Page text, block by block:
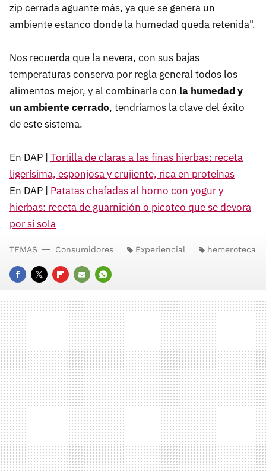
zip cerrada aguante más, ya que se genera un
ambiente estanco donde la humedad queda retenida".
Nos recuerda que la nevera, con sus bajas
temperaturas conserva por regla general todos los
alimentos mejor, y al combinarla con la humedad y
un ambiente cerrado, tendríamos la clave del éxito
de este sistema.
En DAP | Tortilla de claras a las finas hierbas: receta
ligerísima, esponjosa y crujiente, rica en proteínas
En DAP | Patatas chafadas al horno con yogur y
hierbas: receta de guarnición o picoteo que se devora
por sí sola
FACEBOOK
TWITTERFLIPBOARD
E-
MAIL
WHATSAPP
TEMAS Consumidores Experiencial hemeroteca